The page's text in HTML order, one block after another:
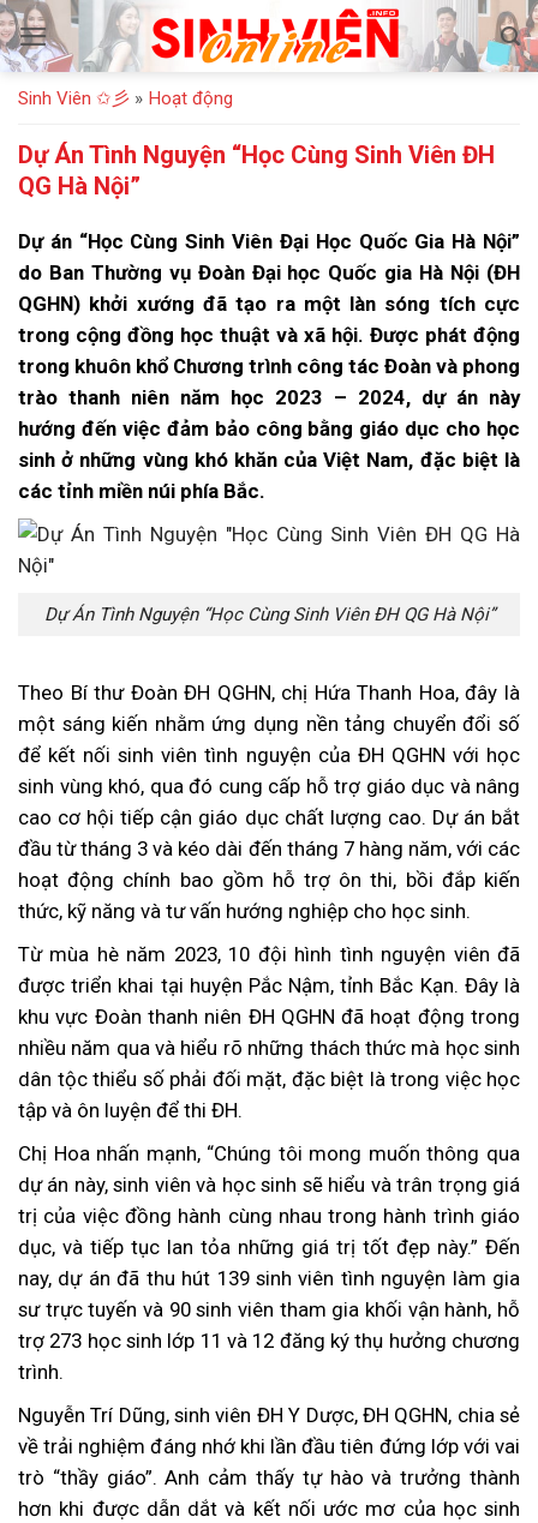
Bỏ
qua
nội
dung
Sinh Viên ✩彡 » Hoạt động
Dự Án Tình Nguyện “Học Cùng Sinh Viên ĐH
QG Hà Nội”
Dự án “Học Cùng Sinh Viên Đại Học Quốc Gia Hà Nội”
do Ban Thường vụ Đoàn Đại học Quốc gia Hà Nội (ĐH
QGHN) khởi xướng đã tạo ra một làn sóng tích cực
trong cộng đồng học thuật và xã hội. Được phát động
trong khuôn khổ Chương trình công tác Đoàn và phong
trào thanh niên năm học 2023 – 2024, dự án này
hướng đến việc đảm bảo công bằng giáo dục cho học
sinh ở những vùng khó khăn của Việt Nam, đặc biệt là
các tỉnh miền núi phía Bắc.
Dự Án Tình Nguyện “Học Cùng Sinh Viên ĐH QG Hà Nội”
Theo Bí thư Đoàn ĐH QGHN, chị Hứa Thanh Hoa, đây là
một sáng kiến nhằm ứng dụng nền tảng chuyển đổi số
để kết nối sinh viên tình nguyện của ĐH QGHN với học
sinh vùng khó, qua đó cung cấp hỗ trợ giáo dục và nâng
cao cơ hội tiếp cận giáo dục chất lượng cao. Dự án bắt
đầu từ tháng 3 và kéo dài đến tháng 7 hàng năm, với các
hoạt động chính bao gồm hỗ trợ ôn thi, bồi đắp kiến
thức, kỹ năng và tư vấn hướng nghiệp cho học sinh.
Từ mùa hè năm 2023, 10 đội hình tình nguyện viên đã
được triển khai tại huyện Pắc Nậm, tỉnh Bắc Kạn. Đây là
khu vực Đoàn thanh niên ĐH QGHN đã hoạt động trong
nhiều năm qua và hiểu rõ những thách thức mà học sinh
dân tộc thiểu số phải đối mặt, đặc biệt là trong việc học
tập và ôn luyện để thi ĐH.
Chị Hoa nhấn mạnh, “Chúng tôi mong muốn thông qua
dự án này, sinh viên và học sinh sẽ hiểu và trân trọng giá
trị của việc đồng hành cùng nhau trong hành trình giáo
dục, và tiếp tục lan tỏa những giá trị tốt đẹp này.” Đến
nay, dự án đã thu hút 139 sinh viên tình nguyện làm gia
sư trực tuyến và 90 sinh viên tham gia khối vận hành, hỗ
trợ 273 học sinh lớp 11 và 12 đăng ký thụ hưởng chương
trình.
Nguyễn Trí Dũng, sinh viên ĐH Y Dược, ĐH QGHN, chia sẻ
về trải nghiệm đáng nhớ khi lần đầu tiên đứng lớp với vai
trò “thầy giáo”. Anh cảm thấy tự hào và trưởng thành
hơn khi được dẫn dắt và kết nối ước mơ của học sinh